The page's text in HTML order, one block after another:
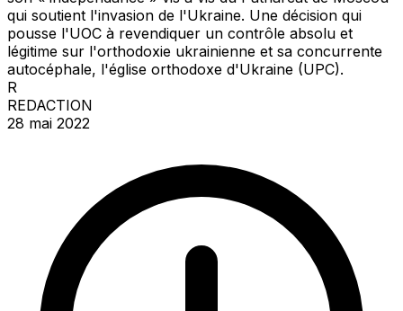
qui soutient l'invasion de l'Ukraine. Une décision qui
pousse l'UOC à revendiquer un contrôle absolu et
légitime sur l'orthodoxie ukrainienne et sa concurrente
autocéphale, l'église orthodoxe d'Ukraine (UPC).
R
REDACTION
28 mai 2022